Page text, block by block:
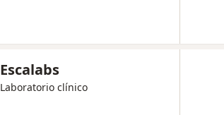
Escalabs
Laboratorio clínico